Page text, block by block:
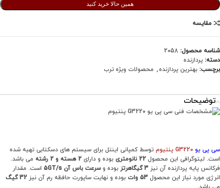
همین حالا خرید کنید
مقایسه
شناسه محصول: 2058
دسته: پردازنده
برچسب: بهترین پردازنده, محصولات ویژه ترب
توضیحات
سی پی یو G3220 پنتیوم
توسط کمپانی اینتل برای سیستم های دسکتابی تهیه شده
است. لیتوگرافی این محصول 22 نانومتری بوده و دارای 2 هسته و 2 رشته
می باشد.
فرکانس پایه پردازنده آن نیز 3 گیگاهرتز بوده وسرعت باس آن 5GT/s
است. مقدار
انرژی مورد نیاز این محصول 53 وات بوده و نهایت ساپورت حافظه رم آن نیز 32 گیگ